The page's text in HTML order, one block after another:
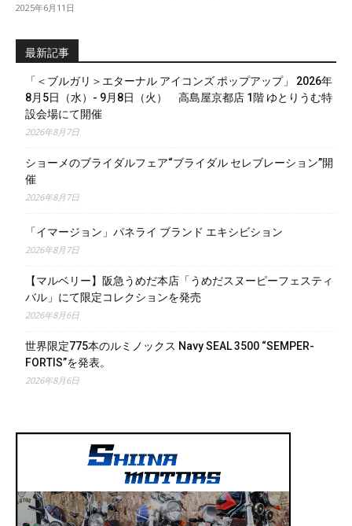
2025年6月11日
最新記事
「＜ブルガリ＞エターナル アイコンズ ポップアップ」 2026年
8月5日（水）- 9月8日（火） 高島屋京都店 1階 ゆとりうむ特
設会場にて開催
2026年8月7日
ショーメのブライダルフェア“ブライダル セレブレーション”開
催
2026年8月7日
「イマージョン」パネライ ブランド エキシビション
2026年8月7日
【マルベリー】阪急うめだ本店「うめだスヌーピーフェスティ
バル」にて限定コレクションを発売
2026年8月6日
世界限定775本のルミノックス Navy SEAL 3500 “SEMPER-
FORTIS”を発表。
2026年8月6日